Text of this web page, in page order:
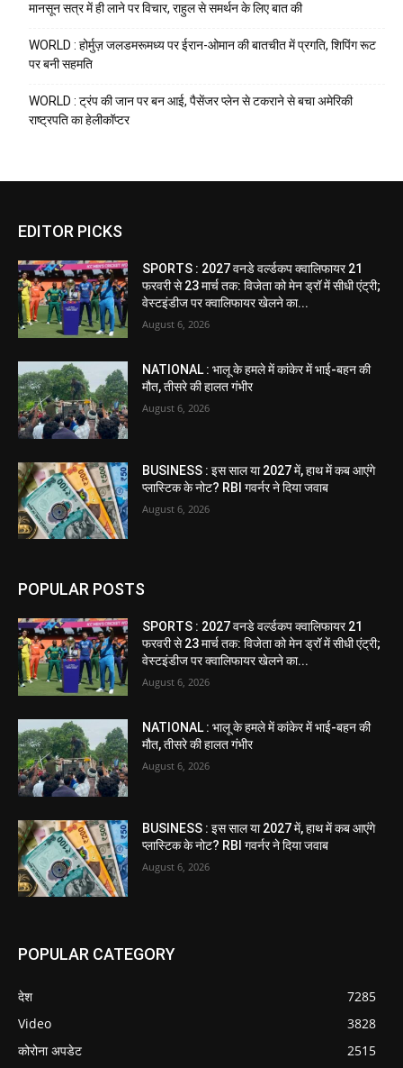
मानसून सत्र में ही लाने पर विचार, राहुल से समर्थन के लिए बात की
WORLD : होर्मुज़ जलडमरूमध्य पर ईरान-ओमान की बातचीत में प्रगति, शिपिंग रूट
पर बनी सहमति
WORLD : ट्रंप की जान पर बन आई, पैसेंजर प्लेन से टकराने से बचा अमेरिकी
राष्ट्रपति का हेलीकॉप्टर
EDITOR PICKS
SPORTS : 2027 वनडे वर्ल्डकप क्वालिफायर 21
फरवरी से 23 मार्च तक: विजेता को मेन ड्रॉ में सीधी एंट्री;
वेस्टइंडीज पर क्वालिफायर खेलने का...
August 6, 2026
NATIONAL : भालू के हमले में कांकेर में भाई-बहन की
मौत, तीसरे की हालत गंभीर
August 6, 2026
BUSINESS : इस साल या 2027 में, हाथ में कब आएंगे
प्लास्टिक के नोट? RBI गवर्नर ने दिया जवाब
August 6, 2026
POPULAR POSTS
SPORTS : 2027 वनडे वर्ल्डकप क्वालिफायर 21
फरवरी से 23 मार्च तक: विजेता को मेन ड्रॉ में सीधी एंट्री;
वेस्टइंडीज पर क्वालिफायर खेलने का...
August 6, 2026
NATIONAL : भालू के हमले में कांकेर में भाई-बहन की
मौत, तीसरे की हालत गंभीर
August 6, 2026
BUSINESS : इस साल या 2027 में, हाथ में कब आएंगे
प्लास्टिक के नोट? RBI गवर्नर ने दिया जवाब
August 6, 2026
POPULAR CATEGORY
देश
7285
Video
3828
कोरोना अपडेट
2515